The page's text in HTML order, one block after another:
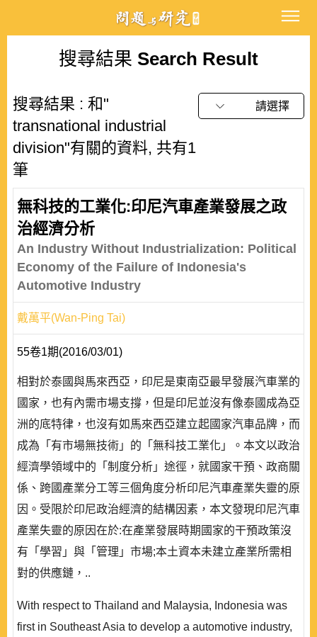
搜尋結果 Search Result
搜尋結果 : 和"
transnational industrial
division"有關的資料, 共有1
筆
請選擇
無科技的工業化:印尼汽車產業發展之政
治經濟分析
An Industry Without Industrialization: Political
Economy of the Failure of Indonesia's
Automotive Industry
戴萬平(Wan-Ping Tai)
55卷1期(2016/03/01)
相對於泰國與馬來西亞，印尼是東南亞最早發展汽車業的
國家，也有內需市場支撐，但是印尼並沒有像泰國成為亞
洲的底特律，也沒有如馬來西亞建立起國家汽車品牌，而
成為「有市場無技術」的「無科技工業化」。本文以政治
經濟學領域中的「制度分析」途徑，就國家干預、政商關
係、跨國產業分工等三個角度分析印尼汽車產業失靈的原
因。受限於印尼政治經濟的結構因素，本文發現印尼汽車
產業失靈的原因在於:在產業發展時期國家的干預政策沒
有「學習」與「管理」市場;本土資本未建立產業所需相
對的供應鏈，..
With respect to Thailand and Malaysia, Indonesia was
first in Southeast Asia to develop a automotive industry,